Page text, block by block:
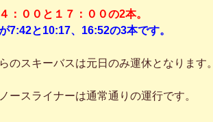
：００と１７：００の2本。
7:42と10:17、16:52の3本です。
のスキーバスは元日のみ運休となります。
ースライナーは通常通りの運行です。